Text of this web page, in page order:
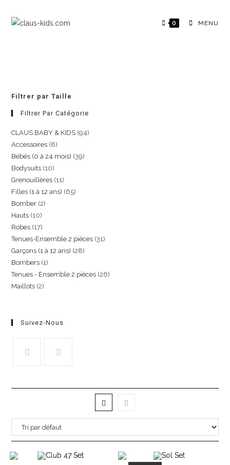
0 MENU
Filtrer par Taille
Filtrer Par Catégorie
CLAUS BABY & KIDS 94
Accessoires 8
Bébés (0 à 24 mois) 39
Bodysuits 10
Grenouillères 11
Filles (1 à 12 ans) 65
Bomber 2
Hauts 10
Robes 17
Tenues-Ensemble 2 pièces 31
Garçons (1 à 12 ans) 28
Bombers 1
Tenues - Ensemble 2 pièces 26
Maillots 2
Suivez-Nous